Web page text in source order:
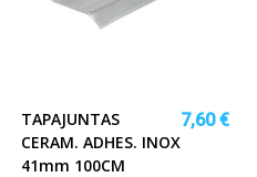
TAPAJUNTAS
CERAM. ADHES. INOX
41mm 100CM
7,60 €